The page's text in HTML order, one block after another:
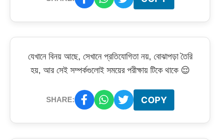
যেখানে বিনয় আছে, সেখানে প্রতিযোগিতা নয়, বোঝাপড়া তৈরি
হয়, আর সেই সম্পর্কগুলোই সময়ের পরীক্ষায় টিকে থাকে 😌
SHARE: COPY